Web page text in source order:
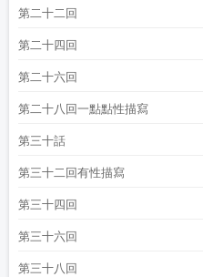
第二十二回
第二十四回
第二十六回
第二十八回一點點性描寫
第三十話
第三十二回有性描寫
第三十四回
第三十六回
第三十八回